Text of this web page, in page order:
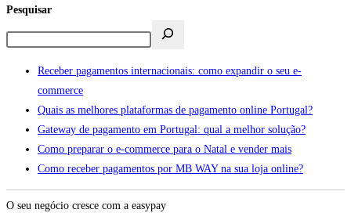
Pesquisar
Receber pagamentos internacionais: como expandir o seu e-
commerce
Quais as melhores plataformas de pagamento online Portugal?
Gateway de pagamento em Portugal: qual a melhor solução?
Como preparar o e-commerce para o Natal e vender mais
Como receber pagamentos por MB WAY na sua loja online?
O seu negócio cresce com a easypay